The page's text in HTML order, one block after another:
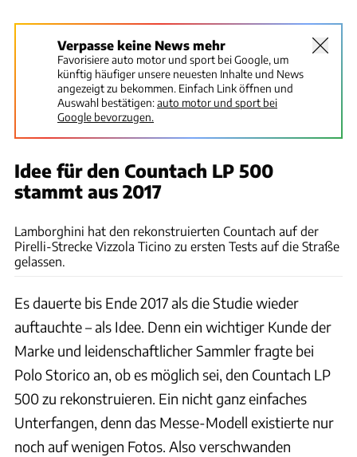
Verpasse keine News mehr
Favorisiere auto motor und sport bei Google, um
künftig häufiger unsere neuesten Inhalte und News
angezeigt zu bekommen. Einfach Link öffnen und
Auswahl bestätigen:auto motor und sport bei
Google bevorzugen.
Idee für den Countach LP 500
stammt aus 2017
Lamborghini hat den rekonstruierten Countach auf der
Pirelli-Strecke Vizzola Ticino zu ersten Tests auf die Straße
gelassen.
Es dauerte bis Ende 2017 als die Studie wieder
auftauchte – als Idee. Denn ein wichtiger Kunde der
Marke und leidenschaftlicher Sammler fragte bei
Polo Storico an, ob es möglich sei, den Countach LP
500 zu rekonstruieren. Ein nicht ganz einfaches
Unterfangen, denn das Messe-Modell existierte nur
noch auf wenigen Fotos. Also verschwanden